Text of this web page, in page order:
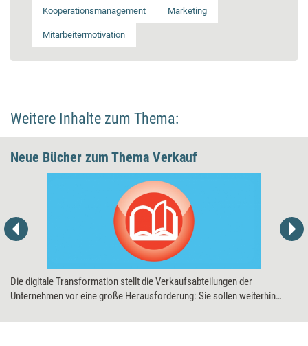
Kooperationsmanagement Marketing
Mitarbeitermotivation
Weitere Inhalte zum Thema:
Neue Bücher zum Thema Verkauf
Die digitale Transformation stellt die Verkaufsabteilungen der
Unternehmen vor eine große Herausforderung: Sie sollen weiterhin
werden. Wie kann das gelingen? Was brauchen erfolgreiche Verkäufer